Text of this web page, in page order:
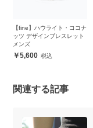
【fine】ハウライト・ココナ
ッツ デザインブレスレット
メンズ
5,600
関連する記事